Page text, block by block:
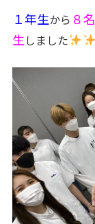
１年生から ８名
生しました